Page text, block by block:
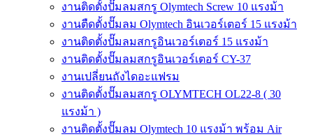
งานติดตั้งปั๊มลมสกรู Olymtech Screw 10 แรงม้า
งานตืดตั้งปั๊มลม Olymtech อินเวอร์เตอร์ 15 แรงม้า
งานติดตั้งปั๊มลมสกรูอินเวอร์เตอร์ 15 แรงม้า
งานติดตั้งปั๊มลมสกรูอินเวอร์เตอร์ CY-37
งานเปลี่ยนถังไดอะแฟรม
งานติดตั้งปั๊มลมสกรู OLYMTECH OL22-8 ( 30
แรงม้า )
งานติดตั้งปั๊มลม Olymtech 10 แรงม้า พร้อม Air